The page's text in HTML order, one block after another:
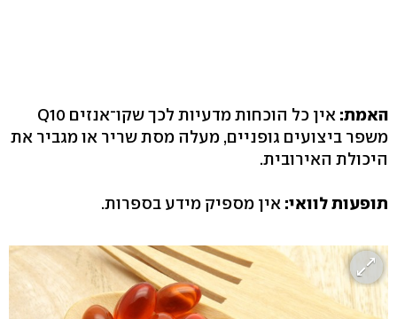
האמת:
אין כל הוכחות מדעיות לכך שקו־אנזים Q10
משפר ביצועים גופניים, מעלה מסת שריר או מגביר את
היכולת האירובית.
תופעות לוואי: אין מספיק מידע בספרות.